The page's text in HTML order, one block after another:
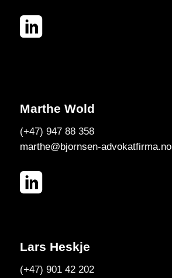
Marthe Wold
(+47) 947 88 358
marthe@bjornsen-advokatfirma.no
Lars Heskje
(+47) 901 42 202